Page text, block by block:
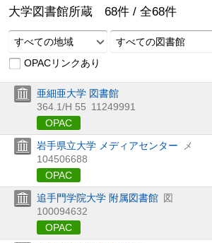
大学図書館所蔵 68件 / 全68件
すべての地域
すべての図書館
OPACリンクあり
亜細亜大学 図書館
364.1/H 55 11249991
OPAC
岩手県立大学 メディアセンター
メ
104506688
OPAC
追手門学院大学 附属図書館 図
100094632
OPAC